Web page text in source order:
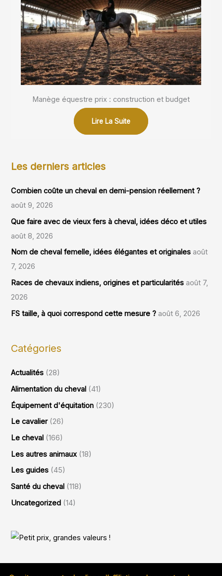
Manège équestre prix : construction et budget
Lire La Suite
Les derniers articles
Combien coûte un cheval en demi-pension réellement ?
août 9, 2026
Que faire avec de vieux fers à cheval, idées déco et utiles
août 8, 2026
Nom de cheval femelle, idées élégantes et originales août
7, 2026
Races de chevaux indiens, origines et particularités août 7,
2026
FS taille, à quoi correspond cette mesure ? août 6, 2026
Catégories
Actualités (28)
Alimentation du cheval (41)
Équipement d'équitation (230)
Le cavalier(26)
Le cheval (166)
Les autres animaux (18)
Les guides (45)
Santé du cheval (118)
Uncategorized (14)